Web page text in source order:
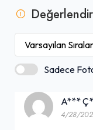
sevilen ve
biri olarak kabul
Sadece
A***
4/28/